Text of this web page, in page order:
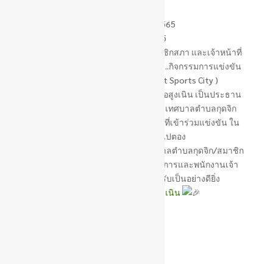
วันที่ 13 ตุลาคม 2565
19 ตุลาคม 2565
นายกณัฐกาล สุวรรณ พร้อมด้วยสมาชิกสภา และเจ้าหน้าที่
เทศบาล เข้าร่วมเป็นเกียรติในพิธีเปิด..กิจกรรมการแข่งขัน
กีฬา”โคราชเมืองกีฬา “( Korat Sports City )
โดยท่านไพทูรย์ มหาชื่นใจ นายอำเภอสูงเนิน เป็นประธาน
กล่าวเปิดงาน ณ สนามสวนสุขภาพ เทศบาลตำบลกุดจิก
ทั้งนี้เทศบาลตำบลสูงเนินส่งเจ้าหน้าที่เข้าร่วมแข่งขัน ใน
กีฬาวอลเลย์บอลและเปตอง
ขอขอบพระคุณท่านนายกเทศบาลตำบลกุดจิก/สมาชิก
สภา/ปลัดเทศบาล/หัวหน้าส่วนราชการและพนักงานเจ้า
หน้าที่ทุกท่าน..ที่ให้ให้การต้อนรับเป็นอย่างดียิ่ง
#ทีมงานเทศบาลตำบลสูงเนิน